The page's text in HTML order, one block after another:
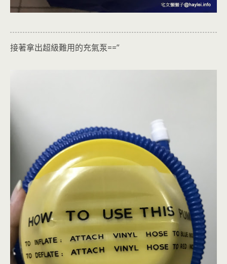
接著拿出超級難用的充氣泵==”